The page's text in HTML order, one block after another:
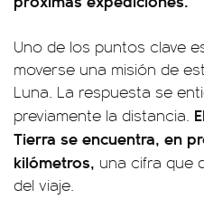
Uno de los puntos clave
moverse una misión de
Luna. La respuesta se
previamente la distancia. El
Tierra se encuentra, en
kilómetros, una cifra que
del viaje.